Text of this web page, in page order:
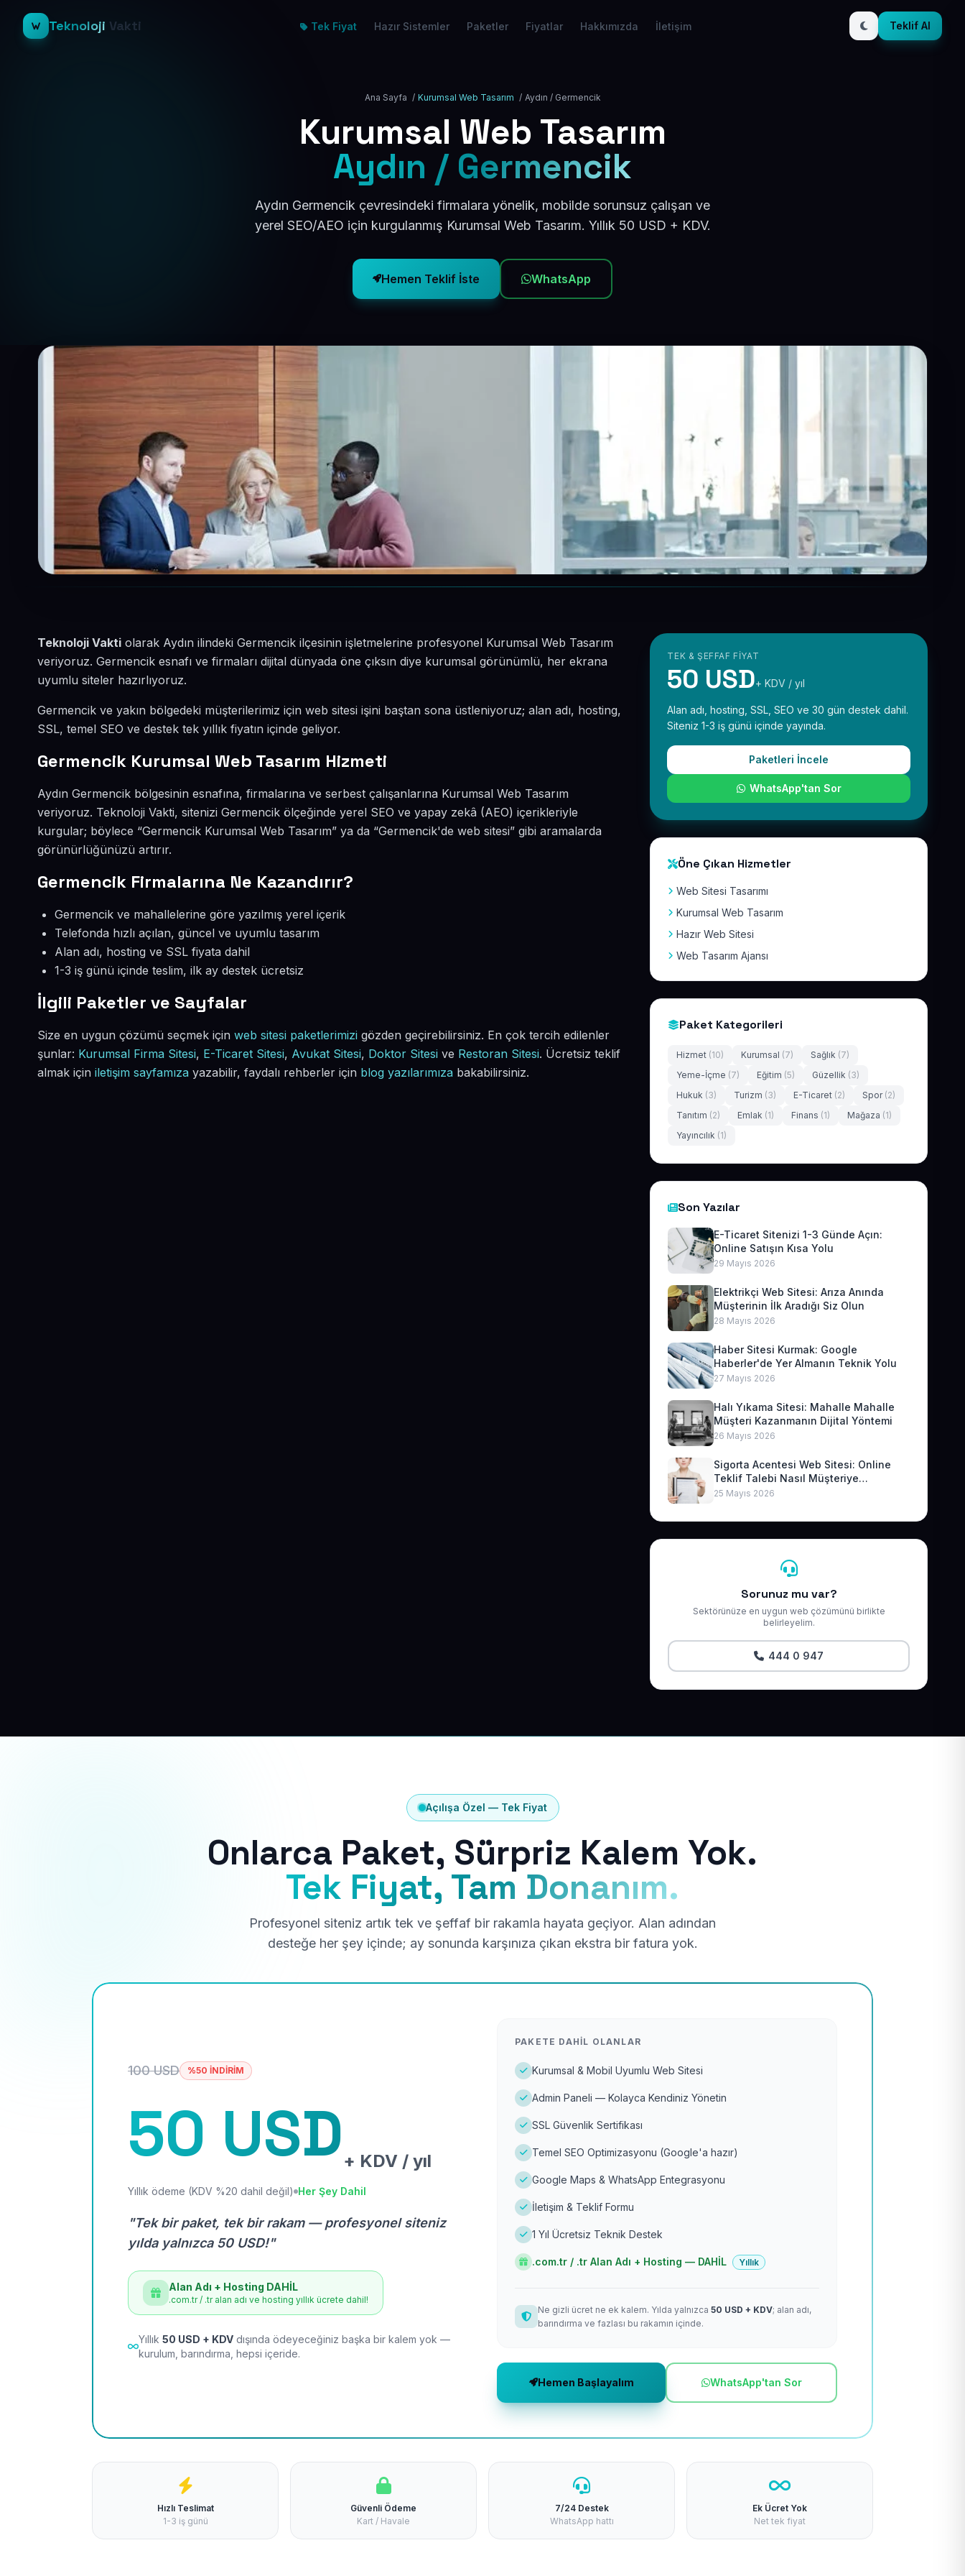
Teknoloji Vakti Tek Fiyat Hazır Sistemler Paketler Fiyatlar Hakkımızda İletişim Teklif Al
Ana Sayfa / Kurumsal Web Tasarım / Aydın / Germencik
Kurumsal Web Tasarım
Aydın / Germencik
Aydın Germencik çevresindeki firmalara yönelik, mobilde sorunsuz çalışan ve
yerel SEO/AEO için kurgulanmış Kurumsal Web Tasarım. Yıllık 50 USD + KDV.
Hemen Teklif İste WhatsApp
Teknoloji Vakti olarak Aydın ilindeki Germencik ilçesinin işletmelerine profesyonel Kurumsal Web Tasarım
veriyoruz. Germencik esnafı ve firmaları dijital dünyada öne çıksın diye kurumsal görünümlü, her ekrana
uyumlu siteler hazırlıyoruz.
Germencik ve yakın bölgedeki müşterilerimiz için web sitesi işini baştan sona üstleniyoruz; alan adı, hosting,
SSL, temel SEO ve destek tek yıllık fiyatın içinde geliyor.
Germencik Kurumsal Web Tasarım Hizmeti
Aydın Germencik bölgesinin esnafına, firmalarına ve serbest çalışanlarına Kurumsal Web Tasarım
veriyoruz. Teknoloji Vakti, sitenizi Germencik ölçeğinde yerel SEO ve yapay zekâ (AEO) içerikleriyle
kurgular; böylece “Germencik Kurumsal Web Tasarım” ya da “Germencik'de web sitesi” gibi aramalarda
görünürlüğünüzü artırır.
Germencik Firmalarına Ne Kazandırır?
Germencik ve mahallelerine göre yazılmış yerel içerik
Telefonda hızlı açılan, güncel ve uyumlu tasarım
Alan adı, hosting ve SSL fiyata dahil
1-3 iş günü içinde teslim, ilk ay destek ücretsiz
İlgili Paketler ve Sayfalar
Size en uygun çözümü seçmek için web sitesi paketlerimizi gözden geçirebilirsiniz. En çok tercih edilenler
şunlar: Kurumsal Firma Sitesi, E-Ticaret Sitesi, Avukat Sitesi, Doktor Sitesi ve Restoran Sitesi. Ücretsiz teklif
almak için iletişim sayfamıza yazabilir, faydalı rehberler için blog yazılarımıza bakabilirsiniz.
TEK & ŞEFFAF FIYAT
50 USD+ KDV / yıl
Alan adı, hosting, SSL, SEO ve 30 gün destek dahil.
Siteniz 1-3 iş günü içinde yayında.
Paketleri İncele
WhatsApp'tan Sor
Öne Çıkan Hizmetler
Web Sitesi Tasarımı
Kurumsal Web Tasarım
Hazır Web Sitesi
Web Tasarım Ajansı
Paket Kategorileri
Hizmet (10) Kurumsal (7) Sağlık (7)
Yeme-İçme (7) Eğitim (5) Güzellik (3)
Hukuk (3) Turizm (3) E-Ticaret (2) Spor (2)
Tanıtım (2) Emlak (1) Finans (1) Mağaza (1)
Yayıncılık (1)
Son Yazılar
E-Ticaret Sitenizi 1-3 Günde Açın:
Online Satışın Kısa Yolu
29 Mayıs 2026
Elektrikçi Web Sitesi: Arıza Anında
Müşterinin İlk Aradığı Siz Olun
28 Mayıs 2026
Haber Sitesi Kurmak: Google
Haberler'de Yer Almanın Teknik Yolu
27 Mayıs 2026
Halı Yıkama Sitesi: Mahalle Mahalle
Müşteri Kazanmanın Dijital Yöntemi
26 Mayıs 2026
Sigorta Acentesi Web Sitesi: Online
Teklif Talebi Nasıl Müşteriye
Dönüşür?
25 Mayıs 2026
Sorunuz mu var?
Sektörünüze en uygun web çözümünü birlikte
belirleyelim.
444 0 947
Açılışa Özel — Tek Fiyat
Onlarca Paket, Sürpriz Kalem Yok.
Tek Fiyat, Tam Donanım.
Profesyonel siteniz artık tek ve şeffaf bir rakamla hayata geçiyor. Alan adından
desteğe her şey içinde; ay sonunda karşınıza çıkan ekstra bir fatura yok.
100 USD %50 İNDİRİM
50 USD+ KDV / yıl
Yıllık ödeme (KDV %20 dahil değil) Her Şey Dahil
"Tek bir paket, tek bir rakam — profesyonel siteniz
yılda yalnızca 50 USD!"
Alan Adı + Hosting DAHİL
.com.tr / .tr alan adı ve hosting yıllık ücrete dahil!
Yıllık 50 USD + KDV dışında ödeyeceğiniz başka bir kalem yok —
kurulum, barındırma, hepsi içeride.
PAKETE DAHIL OLANLAR
Kurumsal & Mobil Uyumlu Web Sitesi
Admin Paneli — Kolayca Kendiniz Yönetin
SSL Güvenlik Sertifikası
Temel SEO Optimizasyonu (Google'a hazır)
Google Maps & WhatsApp Entegrasyonu
İletişim & Teklif Formu
1 Yıl Ücretsiz Teknik Destek
.com.tr / .tr Alan Adı + Hosting — DAHİL Yıllık
Ne gizli ücret ne ek kalem. Yılda yalnızca 50 USD + KDV; alan adı,
barındırma ve fazlası bu rakamın içinde.
Hemen Başlayalım WhatsApp'tan Sor
Hızlı Teslimat
1-3 iş günü
Güvenli Ödeme
Kart / Havale
7/24 Destek
WhatsApp hattı
Ek Ücret Yok
Net tek fiyat